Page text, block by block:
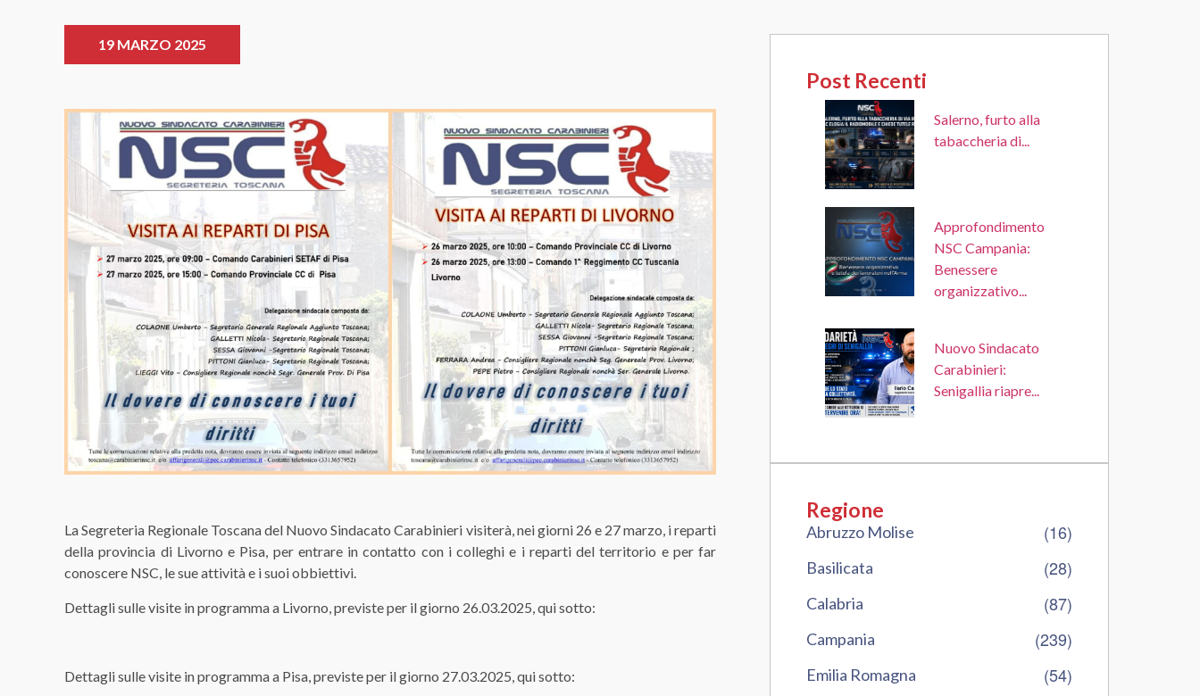
19 MARZO 2025
La Segreteria Regionale Toscana del Nuovo Sindacato Carabinieri visiterà, nei giorni 26 e 27 marzo, i reparti
della provincia di Livorno e Pisa, per entrare in contatto con i colleghi e i reparti del territorio e per far
conoscere NSC, le sue attività e i suoi obbiettivi.
Dettagli sulle visite in programma a Livorno, previste per il giorno 26.03.2025, qui sotto:
Dettagli sulle visite in programma a Pisa, previste per il giorno 27.03.2025, qui sotto:
Post Recenti
Salerno, furto alla
tabaccheria di...
Approfondimento
NSC Campania:
Benessere
organizzativo...
Nuovo Sindacato
Carabinieri:
Senigallia riapre...
Regione
Abruzzo Molise (16)
Basilicata (28)
Calabria (87)
Campania (239)
Emilia Romagna (54)